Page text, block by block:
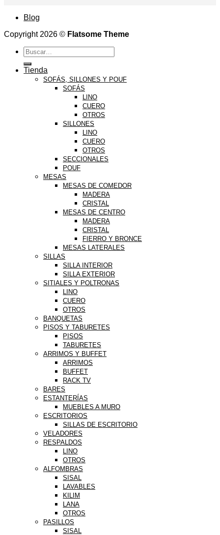
Blog
Copyright 2026 © Flatsome Theme
Buscar
por:
Tienda
SOFÁS, SILLONES Y POUF
SOFÁS
LINO
CUERO
OTROS
SILLONES
LINO
CUERO
OTROS
SECCIONALES
POUF
MESAS
MESAS DE COMEDOR
MADERA
CRISTAL
MESAS DE CENTRO
MADERA
CRISTAL
FIERRO Y BRONCE
MESAS LATERALES
SILLAS
SILLA INTERIOR
SILLA EXTERIOR
SITIALES Y POLTRONAS
LINO
CUERO
OTROS
BANQUETAS
PISOS Y TABURETES
PISOS
TABURETES
ARRIMOS Y BUFFET
ARRIMOS
BUFFET
RACK TV
BARES
ESTANTERÍAS
MUEBLES A MURO
ESCRITORIOS
SILLAS DE ESCRITORIO
VELADORES
RESPALDOS
LINO
OTROS
ALFOMBRAS
SISAL
LAVABLES
KILIM
LANA
OTROS
PASILLOS
SISAL